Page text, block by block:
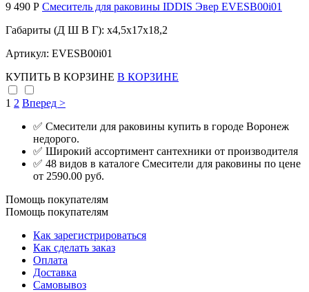
9 490 Р Смеситель для раковины IDDIS Эвер EVESB00i01
Габариты (Д Ш В Г): x4,5x17x18,2
Артикул: EVESB00i01
КУПИТЬ В КОРЗИНЕ В КОРЗИНЕ
1 2 Вперед >
✅ Смесители для раковины купить в городе Воронеж
недорого.
✅ Широкий ассортимент сантехники от производителя
✅ 48 видов в каталоге Смесители для раковины по цене
от 2590.00 руб.
Помощь покупателям
Помощь покупателям
Как зарегистрироваться
Как сделать заказ
Оплата
Доставка
Самовывоз